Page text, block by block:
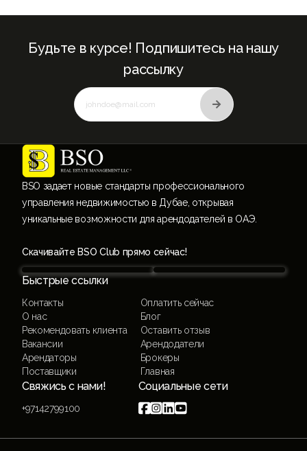
BSO задает новые стандарты профессионального
управления недвижимостью в Дубае, открывая
уникальные возможности для арендодателей в ОАЭ.
Скачивайте BSO Club прямо сейчас!
Быстрые ссылки
Контакты
Оплатить сейчас
О нас
Блог
Рекомендовать клиента
Оставить отзыв
Вакансии
Арендодатели
Арендаторы
Брокеры
Поставщики
Главная
Свяжись с нами!
+97142799100
Социальные сети

Будьте в курсе! Подпишитесь на нашу
рассылку